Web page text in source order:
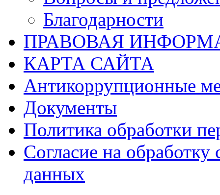
Благодарности
ПРАВОВАЯ
КАРТА САЙТА
Антикоррупционные
Документы
Политика обработки
Согласие на обработку
данных